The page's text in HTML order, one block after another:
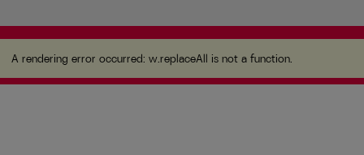
A rendering error occurred:w.replaceAll is not a
function.
A rendering error occurred: w.replaceAll is not a function.